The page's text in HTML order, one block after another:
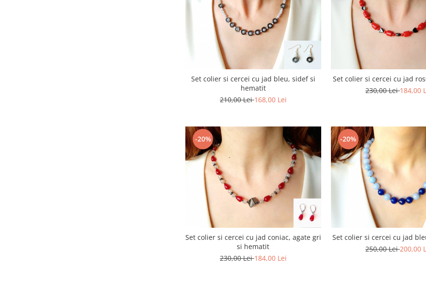
Set colier si cercei cu jad bleu, sidef si
hematit
210,00 Lei168,00 Lei
Set colier si cercei cu jad
230,00 Lei184,00
-20%
Set colier si cercei cu jad coniac, agate gri
si hematit
230,00 Lei184,00 Lei
-20%
Set colier si cercei cu jad
250,00 Lei200,00